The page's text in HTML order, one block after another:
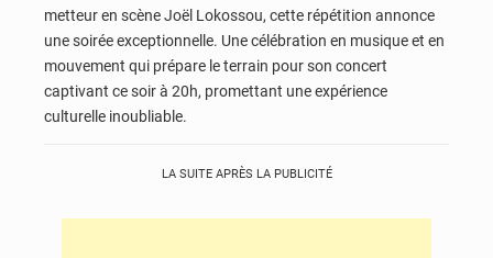
metteur en scène Joël Lokossou, cette répétition annonce
une soirée exceptionnelle. Une célébration en musique et en
mouvement qui prépare le terrain pour son concert
captivant ce soir à 20h, promettant une expérience
culturelle inoubliable.
LA SUITE APRÈS LA PUBLICITÉ